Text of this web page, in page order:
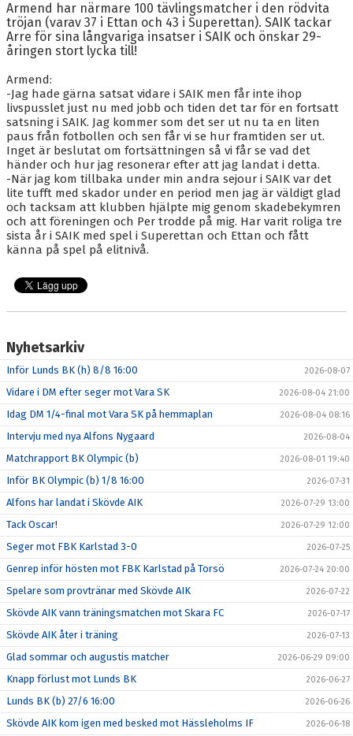
Armend har närmare 100 tävlingsmatcher i den rödvita
tröjan (varav 37 i Ettan och 43 i Superettan). SAIK tackar
Arre för sina långvariga insatser i SAIK och önskar 29-
åringen stort lycka till!
Armend:
-Jag hade gärna satsat vidare i SAIK men får inte ihop
livspusslet just nu med jobb och tiden det tar för en fortsatt
satsning i SAIK. Jag kommer som det ser ut nu ta en liten
paus från fotbollen och sen får vi se hur framtiden ser ut.
Inget är beslutat om fortsättningen så vi får se vad det
händer och hur jag resonerar efter att jag landat i detta.
-När jag kom tillbaka under min andra sejour i SAIK var det
lite tufft med skador under en period men jag är väldigt glad
och tacksam att klubben hjälpte mig genom skadebekymren
och att föreningen och Per trodde på mig. Har varit roliga tre
sista år i SAIK med spel i Superettan och Ettan och fått
känna på spel på elitnivå.
Nyhetsarkiv
Inför Lunds BK (h) 8/8 16:00 2026-08-07
Vidare i DM efter seger mot Vara SK 2026-08-04 21:00
Idag DM 1/4-final mot Vara SK på hemmaplan 2026-08-04 08:16
Intervju med nya Alfons Nygaard 2026-08-04
Matchrapport BK Olympic (b) 2026-08-01 19:40
Inför BK Olympic (b) 1/8 16:00 2026-07-31
Alfons har landat i Skövde AIK 2026-07-29 13:00
Tack Oscar! 2026-07-29 12:00
Seger mot FBK Karlstad 3-0 2026-07-25
Genrep inför hösten mot FBK Karlstad på Torsö 2026-07-24 20:00
Spelare som provtränar med Skövde AIK 2026-07-22
Skövde AIK vann träningsmatchen mot Skara FC 2026-07-17
Skövde AIK åter i träning 2026-07-13
Glad sommar och augustis matcher 2026-06-29 09:00
Knapp förlust mot Lunds BK 2026-06-27
Lunds BK (b) 27/6 16:00 2026-06-26
Skövde AIK kom igen med besked mot Hässleholms IF 2026-06-18